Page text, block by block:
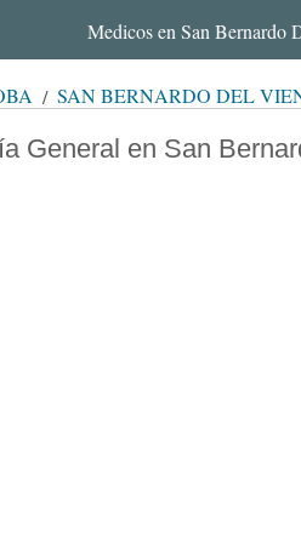
Medicos en San Bernardo
SAN BERNARDO DEL
General en San